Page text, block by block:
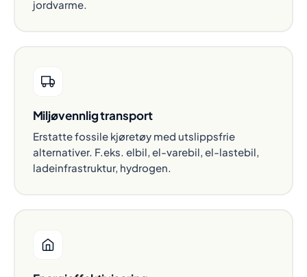
jordvarme.
Miljøvennlig transport
Erstatte fossile kjøretøy med utslippsfrie
alternativer. F.eks. elbil, el-varebil, el-lastebil,
ladeinfrastruktur, hydrogen.